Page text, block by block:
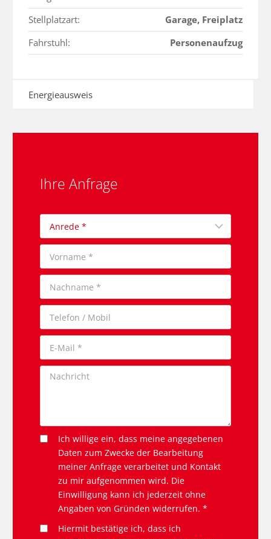
Stellplatzart:
Garage, Freiplatz
Fahrstuhl:
Personenaufzug
Energieausweis
Ihre Anfrage
Ich willige ein, dass meine angegebenen
Daten zum Zwecke der Bearbeitung
meiner Anfrage verarbeitet und Kontakt
zu mir aufgenommen wird. Die
Einwilligung kann ich jederzeit ohne
Angaben von Gründen widerrufen. *
Hiermit bestätige ich, dass ich